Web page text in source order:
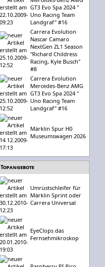
GT3 Evo Spa 2024 "
Uno Racing Team
Landgraf" #16
Carrera Evolution
Nascar Camaro
NextGen ZL1 Season
"Richard Childress
Racing, Kyle Busch"
#8
Carrera Evolution
Mercedes-Benz AMG
GT3 Evo Spa 2024 "
Uno Racing Team
Landgraf" #16
Märklin Spur H0
Museumswagen 2026
Topangebote
Umrüstschleifer für
Märklin Sprint oder
Carrera Universal
EyeClops das
Fernsehmikroskop